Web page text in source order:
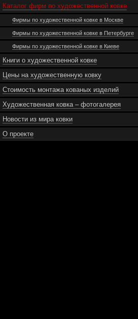
Каталог фирм по художественной ковке
Фирмы по художественной ковке в Москве
Фирмы по художественной ковке в Петербурге
Фирмы по художественной ковке в Киеве
Книги о художественной ковке
Цены на художественную ковку
Стоимость монтажа кованых изделий
Художественная ковка – фотогалерея
Новости из мира ковки
О проекте